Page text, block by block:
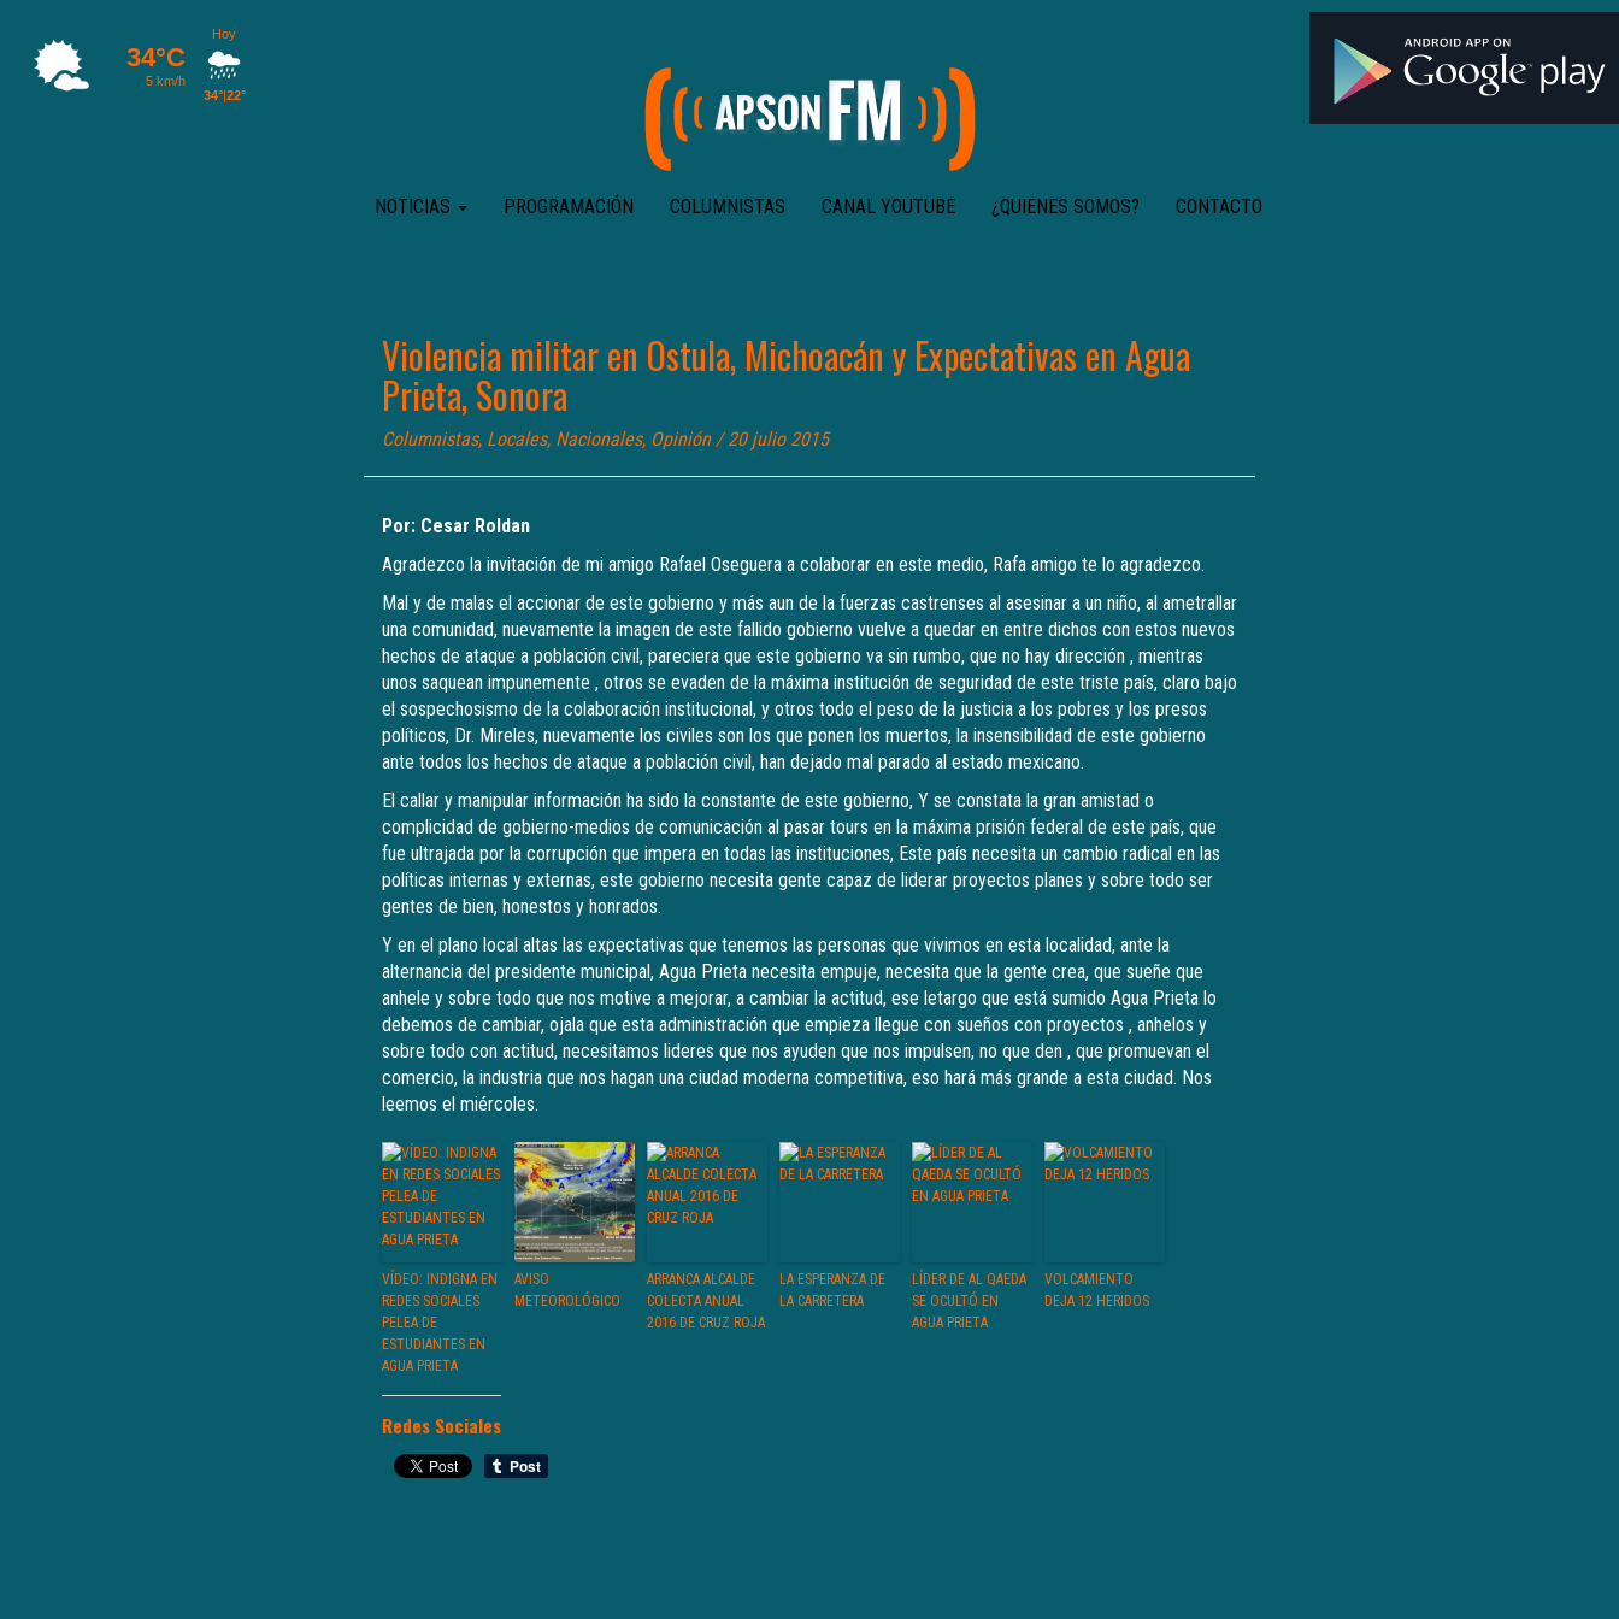
NOTICIAS PROGRAMACIÓN COLUMNISTAS CANAL YOUTUBE ¿QUIENES SOMOS? CONTACTO
Violencia militar en Ostula, Michoacán y Expectativas en Agua
Prieta, Sonora
Columnistas, Locales, Nacionales, Opinión/ 20 julio 2015
Por: Cesar Roldan
Agradezco la invitación de mi amigo Rafael Oseguera a colaborar en este medio, Rafa amigo te lo agradezco.
Mal y de malas el accionar de este gobierno y más aun de la fuerzas castrenses al asesinar a un niño, al ametrallar
una comunidad, nuevamente la imagen de este fallido gobierno vuelve a quedar en entre dichos con estos nuevos
hechos de ataque a población civil, pareciera que este gobierno va sin rumbo, que no hay dirección , mientras
unos saquean impunemente , otros se evaden de la máxima institución de seguridad de este triste país, claro bajo
el sospechosismo de la colaboración institucional, y otros todo el peso de la justicia a los pobres y los presos
políticos, Dr. Mireles, nuevamente los civiles son los que ponen los muertos, la insensibilidad de este gobierno
ante todos los hechos de ataque a población civil, han dejado mal parado al estado mexicano.
El callar y manipular información ha sido la constante de este gobierno, Y se constata la gran amistad o
complicidad de gobierno-medios de comunicación al pasar tours en la máxima prisión federal de este país, que
fue ultrajada por la corrupción que impera en todas las instituciones, Este país necesita un cambio radical en las
políticas internas y externas, este gobierno necesita gente capaz de liderar proyectos planes y sobre todo ser
gentes de bien, honestos y honrados.
Y en el plano local altas las expectativas que tenemos las personas que vivimos en esta localidad, ante la
alternancia del presidente municipal, Agua Prieta necesita empuje, necesita que la gente crea, que sueñe que
anhele y sobre todo que nos motive a mejorar, a cambiar la actitud, ese letargo que está sumido Agua Prieta lo
debemos de cambiar, ojala que esta administración que empieza llegue con sueños con proyectos , anhelos y
sobre todo con actitud, necesitamos lideres que nos ayuden que nos impulsen, no que den , que promuevan el
comercio, la industria que nos hagan una ciudad moderna competitiva, eso hará más grande a esta ciudad. Nos
leemos el miércoles.
VÍDEO: INDIGNA EN
REDES SOCIALES
PELEA DE
ESTUDIANTES EN
AGUA PRIETA
AVISO
METEOROLÓGICO
ARRANCA ALCALDE
COLECTA ANUAL
2016 DE CRUZ ROJA
LA ESPERANZA DE
LA CARRETERA
LÍDER DE AL QAEDA
SE OCULTÓ EN
AGUA PRIETA
VOLCAMIENTO
DEJA 12 HERIDOS
Redes Sociales